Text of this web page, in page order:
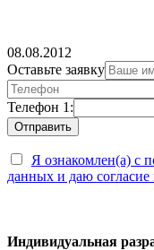
08.08.2012
Оставьте заявку
Телефон 1:
Я ознакомлен(а) с
данных и даю
Индивидуальная